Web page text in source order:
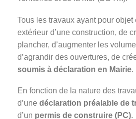
Tous les travaux ayant pour objet
extérieur d’une construction, de
plancher, d’augmenter les
d’agrandir des ouvertures, de
soumis à déclaration en Mairie.
En fonction de la nature des
d’une déclaration préalable de
d’un permis de construire (PC).